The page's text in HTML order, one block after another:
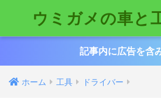
ウミガメの車と
記事内に広告を含
ホーム 工具 ドライバー